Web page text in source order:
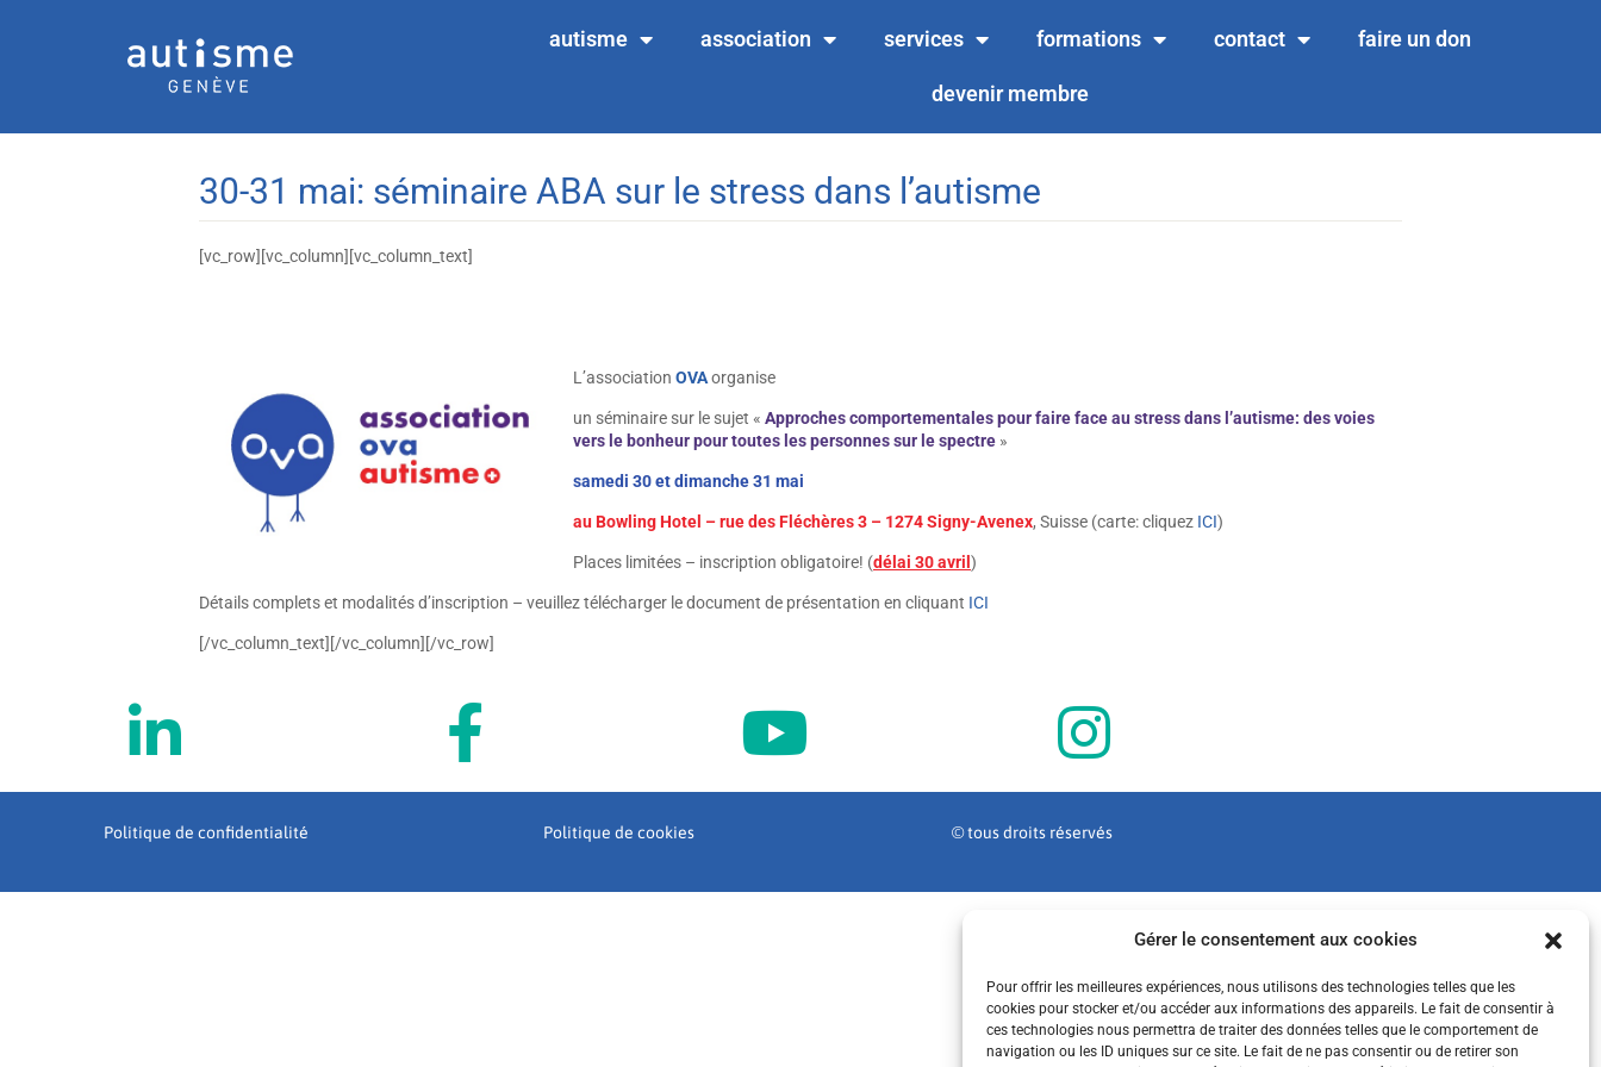
Gérer le consentement aux cookies
Pour offrir les meilleures expériences, nous utilisons des technologies telles que les
cookies pour stocker et/ou accéder aux informations des appareils. Le fait de consentir à
ces technologies nous permettra de traiter des données telles que le comportement de
navigation ou les ID uniques sur ce site. Le fait de ne pas consentir ou de retirer son
autisme association services formations contact faire un don
devenir membre
30-31 mai: séminaire ABA sur le stress dans l’autisme
[vc_row][vc_column][vc_column_text]
L’association OVAorganise
un séminaire sur le sujet « Approches comportementales pour faire face au stress dans l’autisme: des voies
vers le bonheur pour toutes les personnes sur le spectre »
samedi 30 et dimanche 31 mai
au Bowling Hotel – rue des Fléchères 3 – 1274 Signy-Avenex, Suisse (carte: cliquez ICI)
Places limitées – inscription obligatoire! (délai 30 avril )
Détails complets et modalités d’inscription – veuillez télécharger le document de présentation en cliquant ICI
[/vc_column_text][/vc_column][/vc_row]
Politique de confidentialité Politique de cookies © tous droits réservés